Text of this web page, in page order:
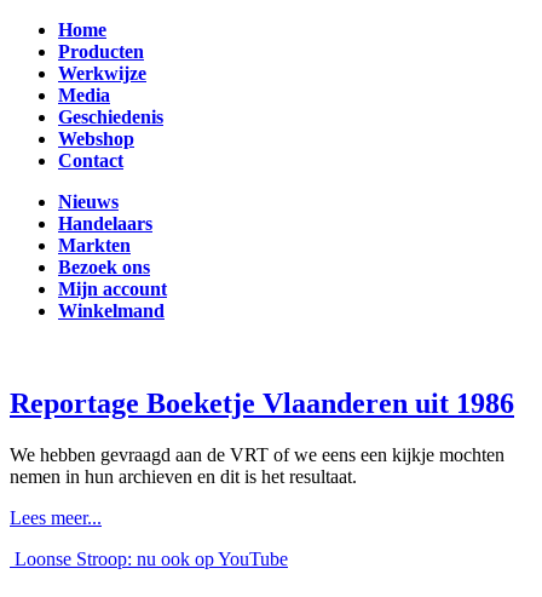
Home
Producten
Werkwijze
Media
Geschiedenis
Webshop
Contact
Nieuws
Handelaars
Markten
Bezoek ons
Mijn account
Winkelmand
Reportage Boeketje Vlaanderen uit 1986
We hebben gevraagd aan de VRT of we eens een kijkje mochten
nemen in hun archieven en dit is het resultaat.
Lees meer...
Loonse Stroop: nu ook op YouTube